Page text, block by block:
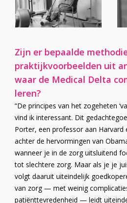
Zijn er bepaalde
praktijkvoorbeelden uit
waar de Medical Delta
leren?
“De principes van het zogeheten
vind ik interessant. Dit
Porter, een professor aan Harvard
achter de hervormingen van
wanneer je in de zorg uitsluitend
tot slechtere zorg. Maar als je je
volgt daaruit uiteindelijk
van zorg — met weinig
patiënttevredenheid — leidt